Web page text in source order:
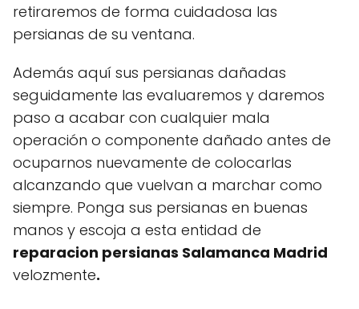
retiraremos de forma cuidadosa las
persianas de su ventana.
Además aquí sus persianas dañadas
seguidamente las evaluaremos y daremos
paso a acabar con cualquier mala
operación o componente dañado antes de
ocuparnos nuevamente de colocarlas
alcanzando que vuelvan a marchar como
siempre. Ponga sus persianas en buenas
manos y escoja a esta entidad de
reparacion persianas Salamanca Madrid
velozmente.